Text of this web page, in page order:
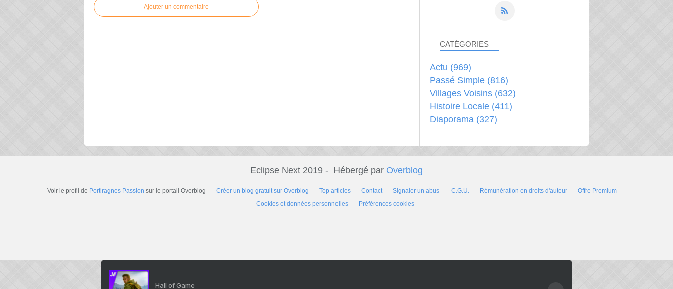
Ajouter un commentaire
CATÉGORIES
Actu (969)
Passé Simple (816)
Villages Voisins (632)
Histoire Locale (411)
Diaporama (327)
Eclipse Next 2019 - Hébergé par Overblog
Voir le profil de Portiragnes Passion sur le portail Overblog Créer un blog gratuit sur Overblog Top articles Contact Signaler un abus C.G.U. Rémunération en droits d'auteur
Offre Premium
Cookies et données personnelles
Préférences cookies
Hall of Game